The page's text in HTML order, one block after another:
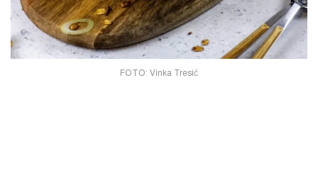
FOTO: Vinka Tresić